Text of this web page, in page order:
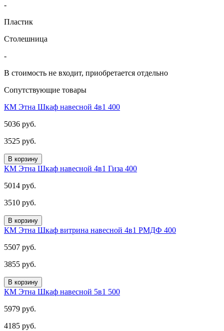
-
Пластик
Столешница
-
В стоимость не входит, приобретается отдельно
Сопутствующие товары
КМ Этна Шкаф навесной 4в1 400
5036 руб.
3525 руб.
В корзину
КМ Этна Шкаф навесной 4в1 Гиза 400
5014 руб.
3510 руб.
В корзину
КМ Этна Шкаф витрина навесной 4в1 РМДФ 400
5507 руб.
3855 руб.
В корзину
КМ Этна Шкаф навесной 5в1 500
5979 руб.
4185 руб.